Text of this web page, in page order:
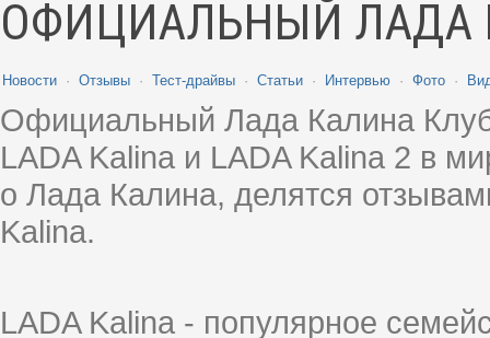
ОФИЦИАЛЬНЫЙ ЛАДА
Новости · Отзывы · Тест-драйвы · Статьи · Интервью · Фото ·
Официальный Лада Калина
LADA Kalina и LADA Kalina 2 в
о Лада Калина, делятся
Kalina.
LADA Kalina - популярное